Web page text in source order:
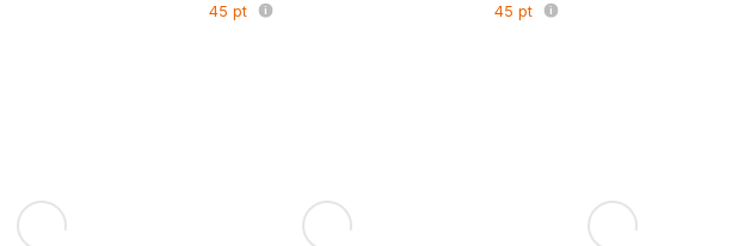
45 pt 45 pt
検索条件を保存